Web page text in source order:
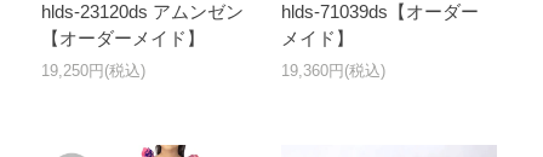
hlds-23120ds アムンゼン
【オーダーメイド】
19,250円(税込)
hlds-71039ds【オーダー
メイド】
19,360円(税込)